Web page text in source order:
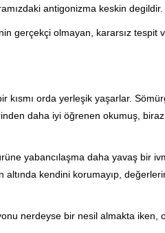
antigonizma keskin degildir.
gerçekçi olmayan, kararsız tespit
kısmı orda yerleşik yaşarlar.
daha iyi öğrenen okumuş,
yabancılaşma daha yavaş bir
altında kendini korumayıp,
nerdeyse bir nesil almakta iken,